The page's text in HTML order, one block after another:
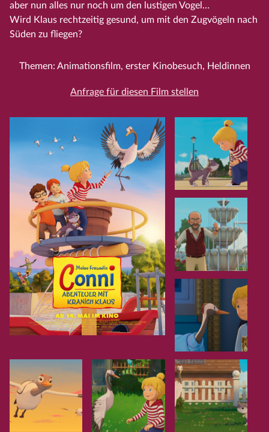
aber nun alles nur noch um den lustigen Vogel…
Wird Klaus rechtzeitig gesund, um mit den Zugvögeln nach
Süden zu fliegen?
Themen: Animationsfilm, erster Kinobesuch, Heldinnen
Anfrage für diesen Film stellen